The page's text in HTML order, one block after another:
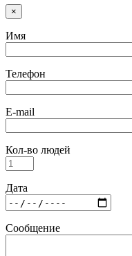
×
Имя
Телефон
E-mail
Кол-во людей
Дата
Сообщение